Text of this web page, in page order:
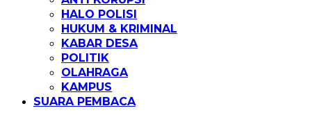
HALO POLISI
HUKUM & KRIMINAL
KABAR DESA
POLITIK
OLAHRAGA
KAMPUS
SUARA PEMBACA